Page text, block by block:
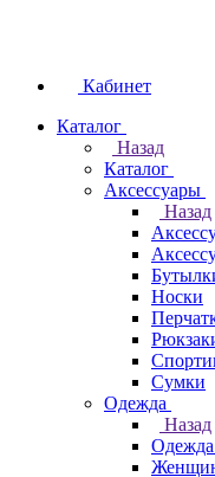
Кабинет
Каталог
Назад
Каталог
Аксессуары
Назад
Носки
Сумки
Одежда
Назад
Одежда